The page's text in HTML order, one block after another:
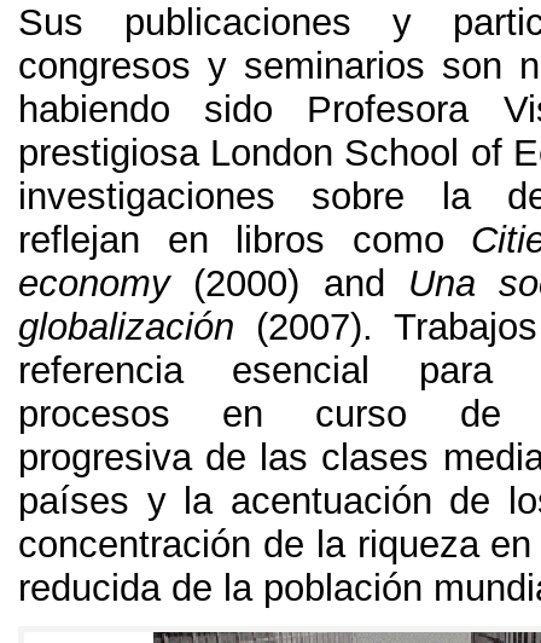
Sus publicaciones y
congresos y seminarios son
habiendo sido Profesora
prestigiosa London School of
investigaciones sobre la
reflejan en libros como
economy(2000) and Una
globalización (2007).
referencia esencial para
procesos en curso de
progresiva de las clases
países y la acentuación de
concentración de la riqueza
reducida de la población